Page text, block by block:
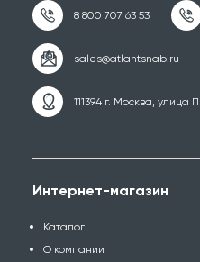
111394 г. Москва, улица
Интернет-магазин
Каталог
О компании